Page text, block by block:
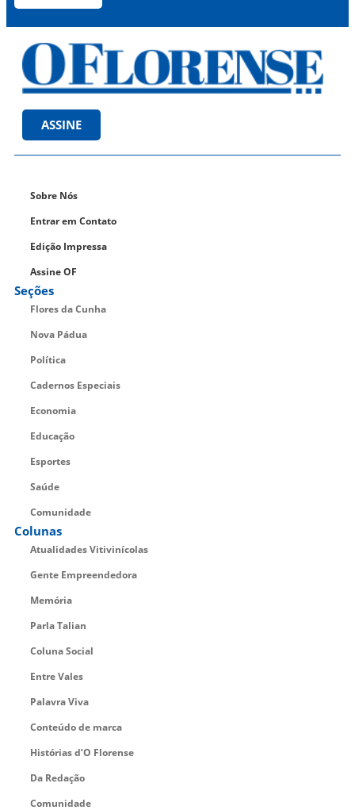
ASSINE
Sobre Nós
Entrar em Contato
Edição Impressa
Assine OF
Seções
Flores da Cunha
Nova Pádua
Política
Cadernos Especiais
Economia
Educação
Esportes
Saúde
Comunidade
Colunas
Atualidades Vitivinícolas
Gente Empreendedora
Memória
Parla Talian
Coluna Social
Entre Vales
Palavra Viva
Conteúdo de marca
Histórias d’O Florense
Da Redação
Comunidade